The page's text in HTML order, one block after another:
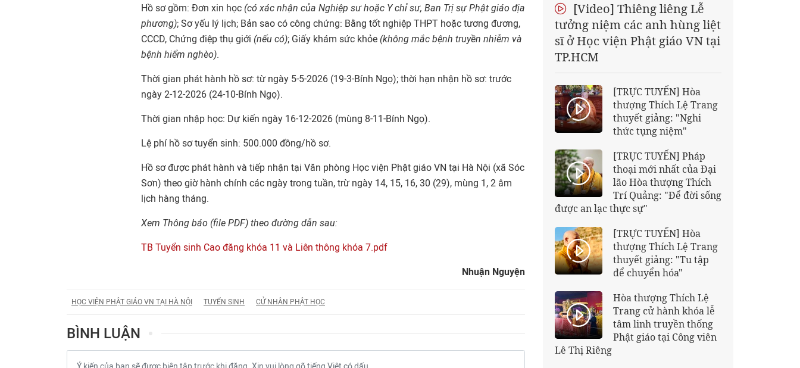
Hồ sơ gồm: Đơn xin học (có xác nhận của Nghiệp sư hoặc Y chỉ sư, Ban Trị sự Phật giáo địa
phương); Sơ yếu lý lịch; Bản sao có công chứng: Bằng tốt nghiệp THPT hoặc tương đương,
CCCD, Chứng điệp thụ giới (nếu có); Giấy khám sức khỏe (không mắc bệnh truyền nhiễm và
bệnh hiểm nghèo).
Thời gian phát hành hồ sơ: từ ngày 5-5-2026 (19-3-Bính Ngọ); thời hạn nhận hồ sơ: trước
ngày 2-12-2026 (24-10-Bính Ngọ).
Thời gian nhập học: Dự kiến ngày 16-12-2026 (mùng 8-11-Bính Ngọ).
Lệ phí hồ sơ tuyển sinh: 500.000 đồng/hồ sơ.
Hồ sơ được phát hành và tiếp nhận tại Văn phòng Học viện Phật giáo VN tại Hà Nội (xã Sóc
Sơn) theo giờ hành chính các ngày trong tuần, trừ ngày 14, 15, 16, 30 (29), mùng 1, 2 âm
lịch hàng tháng.
Xem Thông báo (file PDF) theo đường dẫn sau:
TB Tuyển sinh Cao đăng khóa 11 và Liên thông khóa 7.pdf
Nhuận Nguyện
HỌC VIỆN PHẬT GIÁO VN TẠI HÀ NỘI TUYỂN SINH CỬ NHÂN PHẬT HỌC
BÌNH LUẬN
[Video] Thiêng liêng Lễ
tưởng niệm các anh hùng liệt
sĩ ở Học viện Phật giáo VN tại
TP.HCM
[TRỰC TUYẾN] Hòa
thượng Thích Lệ Trang
thuyết giảng: "Nghi
thức tụng niệm"
[TRỰC TUYẾN] Pháp
thoại mới nhất của Đại
lão Hòa thượng Thích
Trí Quảng: "Để đời sống
được an lạc thực sự"
[TRỰC TUYẾN] Hòa
thượng Thích Lệ Trang
thuyết giảng: "Tu tập
để chuyển hóa"
Hòa thượng Thích Lệ
Trang cử hành khóa lễ
tâm linh truyền thống
Phật giáo tại Công viên
Lê Thị Riêng